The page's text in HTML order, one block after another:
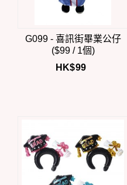
G099 - 喜訊街畢業公仔
($99 / 1個)
HK$99